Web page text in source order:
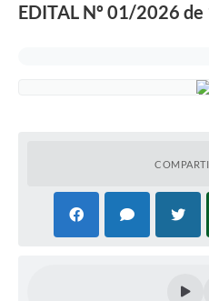
EDITAL Nº 01/2026